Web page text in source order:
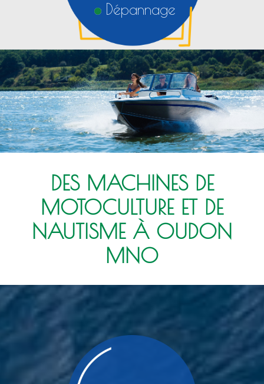
Dépannage
DES MACHINES DE
MOTOCULTURE ET DE
NAUTISME À OUDON
MNO